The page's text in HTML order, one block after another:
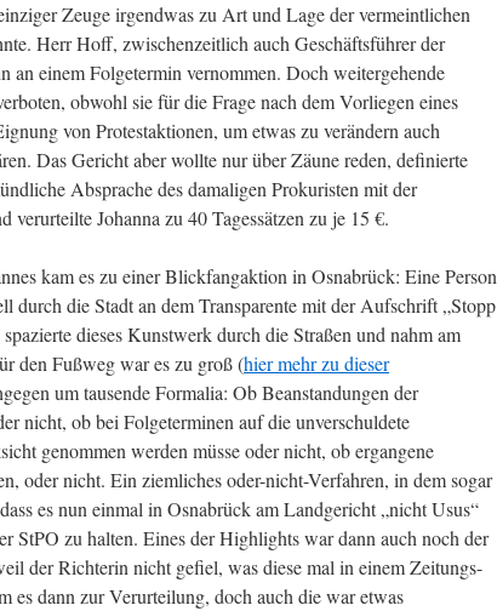
Zeuge irgendwas zu Art und Lage der vermeintlichen
Herr Hoff, zwischenzeitlich auch Geschäftsführer der
an einem Folgetermin vernommen. Doch weitergehende
obwohl sie für die Frage nach dem Vorliegen eines
von Protestaktionen, um etwas zu verändern auch
Das Gericht aber wollte nur über Zäune reden, definierte
Absprache des damaligen Prokuristen mit der
verurteilte Johanna zu 40 Tagessätzen zu je 15 €.
kam es zu einer Blickfangaktion in Osnabrück: Eine Person
durch die Stadt an dem Transparente mit der Aufschrift „Stopp
dieses Kunstwerk durch die Straßen und nahm am
den Fußweg war es zu groß (hier mehr zu dieser
um tausende Formalia: Ob Beanstandungen der
nicht, ob bei Folgeterminen auf die unverschuldete
genommen werden müsse oder nicht, ob ergangene
oder nicht. Ein ziemliches oder-nicht-Verfahren, in dem sogar
es nun einmal in Osnabrück am Landgericht „nicht Usus“
StPO zu halten. Eines der Highlights war dann auch noch der
der Richterin nicht gefiel, was diese mal in einem Zeitungs-
es dann zur Verurteilung, doch auch die war etwas